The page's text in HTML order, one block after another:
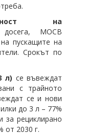
на
МОСВ
пускащите на
Срокът по
л) се въвеждат
с трайното
се и нови
до 3 л – 77%
за рециклирано
от 2030 г.